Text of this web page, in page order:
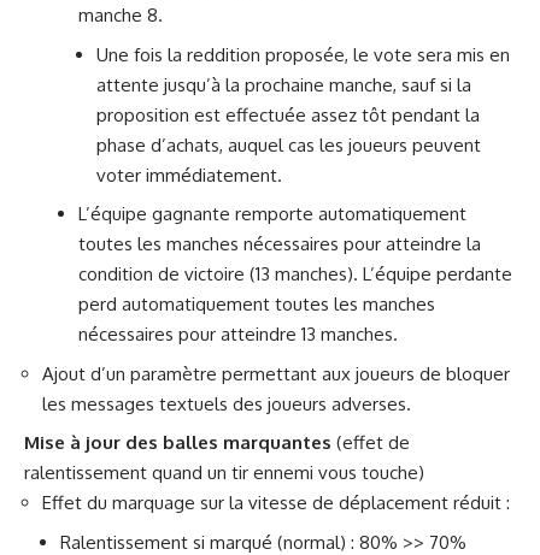
manche 8.
Une fois la reddition proposée, le vote sera mis en
attente jusqu’à la prochaine manche, sauf si la
proposition est effectuée assez tôt pendant la
phase d’achats, auquel cas les joueurs peuvent
voter immédiatement.
L’équipe gagnante remporte automatiquement
toutes les manches nécessaires pour atteindre la
condition de victoire (13 manches). L’équipe perdante
perd automatiquement toutes les manches
nécessaires pour atteindre 13 manches.
Ajout d’un paramètre permettant aux joueurs de bloquer
les messages textuels des joueurs adverses.
Mise à jour des balles marquantes (effet de
ralentissement quand un tir ennemi vous touche)
Effet du marquage sur la vitesse de déplacement réduit :
Ralentissement si marqué (normal) : 80% >> 70%